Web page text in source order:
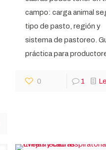
campo: carga animal
tipo de pasto, región y
sistema de pastoreo.
práctica para
0 1